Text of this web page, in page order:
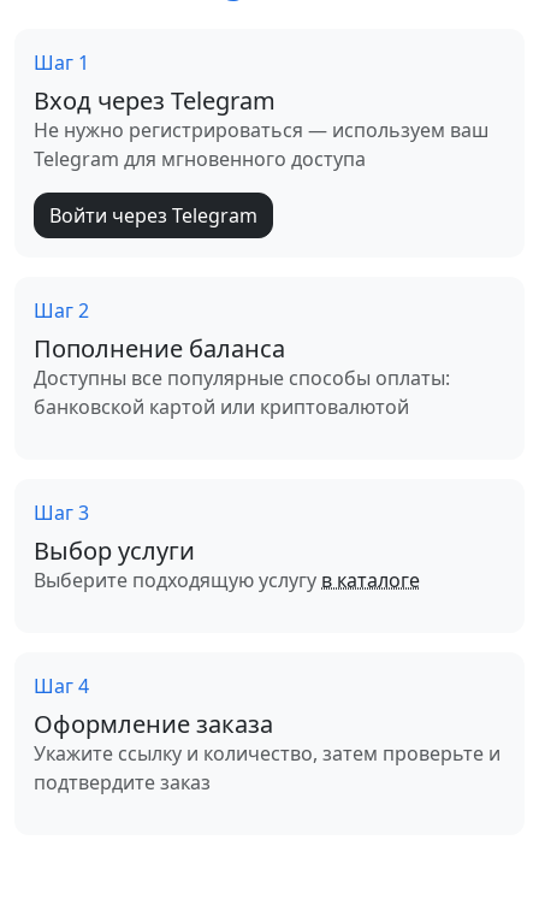
Шаг 1
Вход через Telegram
Не нужно регистрироваться — используем ваш
Telegram для мгновенного доступа
Войти через Telegram
Шаг 2
Пополнение баланса
Доступны все популярные способы оплаты:
банковской картой или криптовалютой
Шаг 3
Выбор услуги
Выберите подходящую услугу в каталоге
Шаг 4
Оформление заказа
Укажите ссылку и количество, затем проверьте и
подтвердите заказ